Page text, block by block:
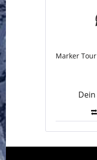
Marker